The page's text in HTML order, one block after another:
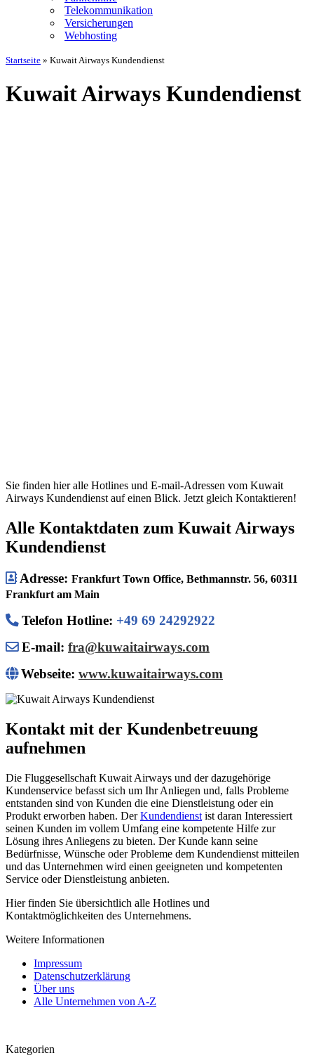
Telekommunikation
Versicherungen
Webhosting
Startseite » Kuwait Airways Kundendienst
Kuwait Airways Kundendienst
Sie finden hier alle Hotlines und E-mail-Adressen vom Kuwait
Airways Kundendienst auf einen Blick. Jetzt gleich Kontaktieren!
Alle Kontaktdaten zum Kuwait Airways
Kundendienst
Adresse: Frankfurt Town Office, Bethmannstr. 56, 60311
Frankfurt am Main
Telefon Hotline: +49 69 24292922
E-mail: fra@kuwaitairways.com
Webseite: www.kuwaitairways.com
Kontakt mit der Kundenbetreuung
aufnehmen
Die Fluggesellschaft Kuwait Airways und der dazugehörige
Kundenservice befasst sich um Ihr Anliegen und, falls Probleme
entstanden sind von Kunden die eine Dienstleistung oder ein
Produkt erworben haben. DerKundendienst ist daran Interessiert
seinen Kunden im vollem Umfang eine kompetente Hilfe zur
Lösung ihres Anliegens zu bieten. Der Kunde kann seine
Bedürfnisse, Wünsche oder Probleme dem Kundendienst mitteilen
und das Unternehmen wird einen geeigneten und kompetenten
Service oder Dienstleistung anbieten.
Hier finden Sie übersichtlich alle Hotlines und
Kontaktmöglichkeiten des Unternehmens.
Weitere Informationen
Impressum
Datenschutzerklärung
Über uns
Alle Unternehmen von A-Z
Kategorien